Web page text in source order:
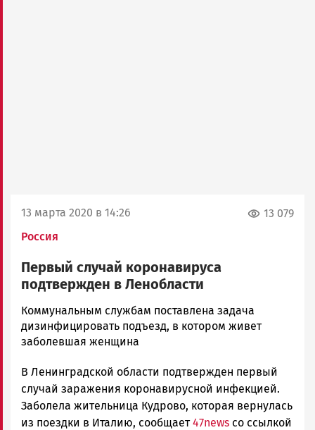
13 марта 2020 в 14:26
Россия
13 079
Первый случай коронавируса
подтвержден в Ленобласти
Юрий
Каулио
Новости
и
Карелии
|
Петрозаводск
Коммунальным службам поставлена задача
дизинфицировать подъезд, в котором живет
заболевшая женщина
В Ленинградской области подтвержден первый
случай заражения коронавирусной инфекцией.
Заболела жительница Кудрово, которая вернулась
из поездки в Италию, сообщает47news со ссылкой